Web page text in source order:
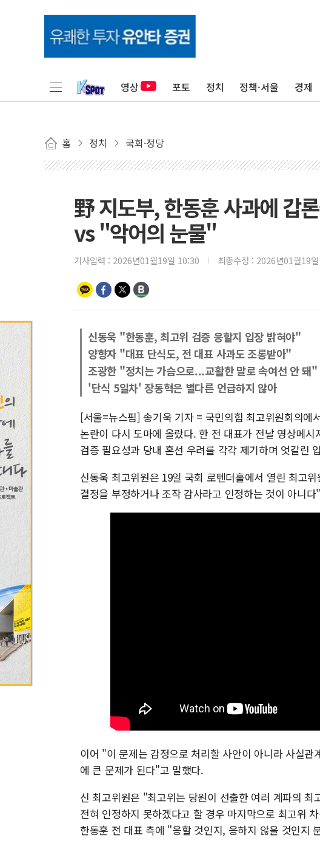
영상 포토 정치 정책·서울 경제
홈 정치 국회·정당
野 지도부, 한동훈 사과에
vs "악어의 눈물"
기사입력 : 2026년01월19일 10:30 최종수정 : 2026년01월19
신동욱 "한동훈, 최고위 검증 응할지 입장 밝혀야"
양향자 "대표 단식도, 전 대표 사과도 조롱받아"
조광한 "정치는 가슴으로...교활한 말로 속여선 안 돼"
'단식 5일차' 장동혁은 별다른 언급하지 않아
[서울=뉴스핌] 송기욱 기자 = 국민의힘 최고위원회의에
논란이 다시 도마에 올랐다. 한 전 대표가 전날 영상메
검증 필요성과 당내 혼선 우려를 각각 제기하며 엇갈린
신동욱 최고위원은 19일 국회 로텐더홀에서 열린 최고
결정을 부정하거나 조작 감사라고 인정하는 것이 아니
이어 "이 문제는 감정으로 처리할 사안이 아니라 사실
에 큰 문제가 된다"고 말했다.
신 최고위원은 "최고위는 당원이 선출한 여러 계파의
전혀 인정하지 못하겠다고 할 경우 마지막으로 최고위
한동훈 전 대표 측에 "응할 것인지, 응하지 않을 것인지